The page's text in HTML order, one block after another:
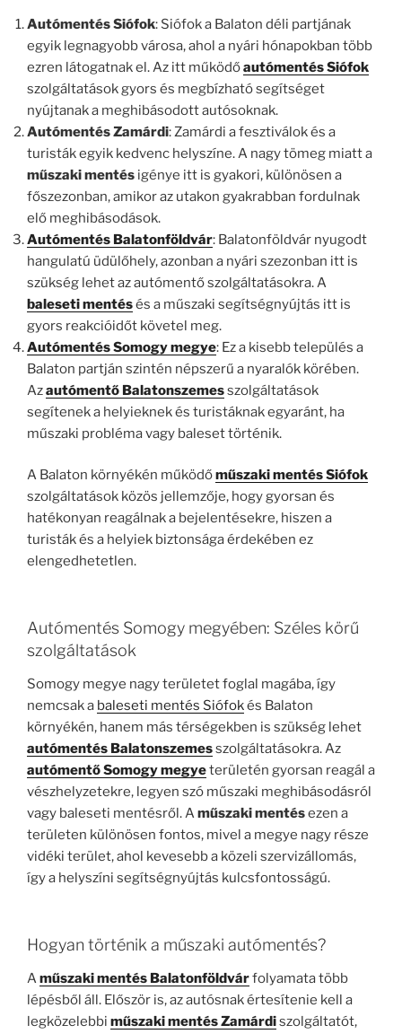
Autómentés Siófok: Siófok a Balaton déli partjának
egyik legnagyobb városa, ahol a nyári hónapokban több
ezren látogatnak el. Az itt működőautómentés Siófok
szolgáltatások gyors és megbízható segítséget
nyújtanak a meghibásodott autósoknak.
Autómentés Zamárdi: Zamárdi a fesztiválok és a
turisták egyik kedvenc helyszíne. A nagy tömeg miatt a
műszaki mentés igénye itt is gyakori, különösen a
főszezonban, amikor az utakon gyakrabban fordulnak
elő meghibásodások.
Autómentés Balatonföldvár: Balatonföldvár nyugodt
hangulatú üdülőhely, azonban a nyári szezonban itt is
szükség lehet az autómentő szolgáltatásokra. A
baleseti mentésés a műszaki segítségnyújtás itt is
gyors reakcióidőt követel meg.
Autómentés Somogy megye: Ez a kisebb település a
Balaton partján szintén népszerű a nyaralók körében.
Azautómentő Balatonszemesszolgáltatások
segítenek a helyieknek és turistáknak egyaránt, ha
műszaki probléma vagy baleset történik.
A Balaton környékén működőműszaki mentés Siófok
szolgáltatások közös jellemzője, hogy gyorsan és
hatékonyan reagálnak a bejelentésekre, hiszen a
turisták és a helyiek biztonsága érdekében ez
elengedhetetlen.
Autómentés Somogy megyében: Széles körű
szolgáltatások
Somogy megye nagy területet foglal magába, így
nemcsak a baleseti mentés Siófokés Balaton
környékén, hanem más térségekben is szükség lehet
autómentés Balatonszemesszolgáltatásokra. Az
autómentő Somogy megyeterületén gyorsan reagál a
vészhelyzetekre, legyen szó műszaki meghibásodásról
vagy baleseti mentésről. Aműszaki mentésezen a
területen különösen fontos, mivel a megye nagy része
vidéki terület, ahol kevesebb a közeli szervizállomás,
így a helyszíni segítségnyújtás kulcsfontosságú.
Hogyan történik a műszaki autómentés?
Aműszaki mentés Balatonföldvárfolyamata több
lépésből áll. Először is, az autósnak értesítenie kell a
legközelebbi műszaki mentés Zamárdiszolgáltatót,